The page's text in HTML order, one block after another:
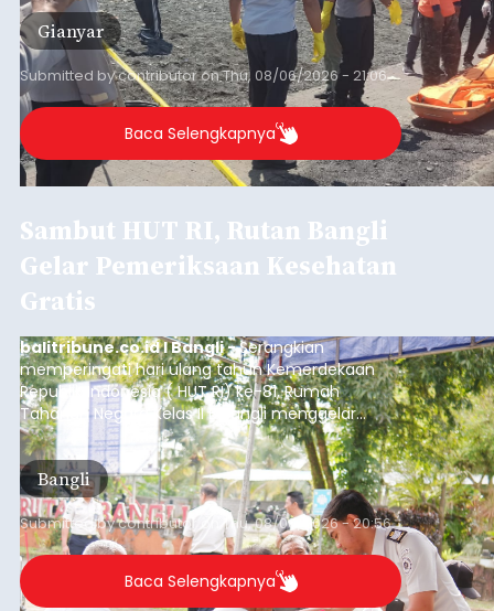
Gianyar
Submitted bycontributoronThu, 08/06/2026 - 21:06
Baca Selengkapnya
Sambut HUT RI, Rutan Bangli
Gelar Pemeriksaan Kesehatan
Gratis
balitribune.co.id I Bangli -Serangkian
memperingati hari ulang tahun Kemerdekaan
Republik Indonesia ( HUT RI) ke-81, Rumah
Tahanan Negara Kelas II B Bangli menggelar
kegiatan pemeriksaan kesehatan gratis, Rabu
(6/8/2026).
Bangli
Submitted bycontributor Thu, 08/06/2026 - 20:56
Baca Selengkapnya